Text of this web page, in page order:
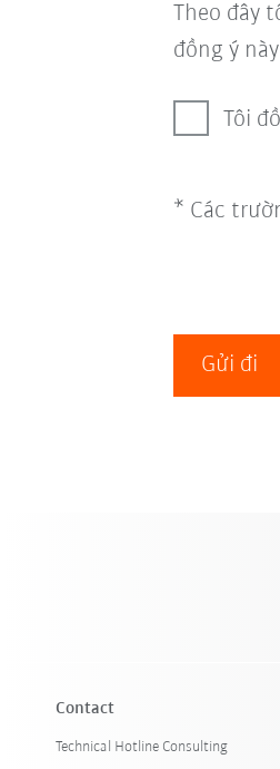
Theo đây
đồng ý
Tôi
* Các
Gửi đi
Contact
Technical Hotline Consulting